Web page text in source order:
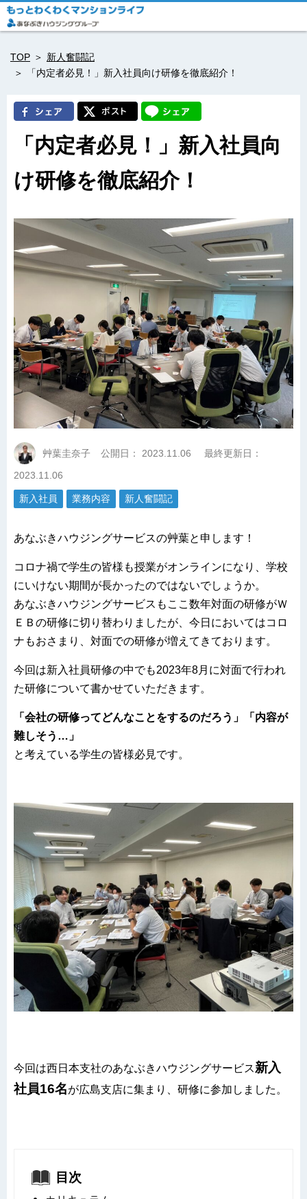
TOP
新人奮闘記
「内定者必見！」新入社員向け研修を徹底紹介！
「内定者必見！」新入社員向
け研修を徹底紹介！
艸葉圭奈子 公開日： 2023.11.06
最終更新日：
2023.11.06
新入社員 業務内容 新人奮闘記
あなぶきハウジングサービスの艸葉と申します！
コロナ禍で学生の皆様も授業がオンラインになり、学校
にいけない期間が長かったのではないでしょうか。
あなぶきハウジングサービスもここ数年対面の研修がＷ
ＥＢの研修に切り替わりましたが、今日においてはコロ
ナもおさまり、対面での研修が増えてきております。
今回は新入社員研修の中でも2023年8月に対面で行われ
た研修について書かせていただきます。
「会社の研修ってどんなことをするのだろう」「内容が
難しそう…」
と考えている学生の皆様必見です。
今回は西日本支社のあなぶきハウジングサービス新入
社員16名が広島支店に集まり、研修に参加しました。
目次